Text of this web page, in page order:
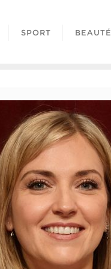
SPORT BEAUTÉ